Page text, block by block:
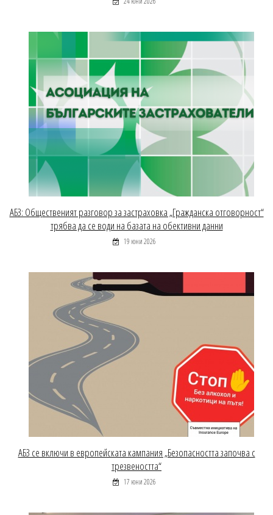
АБЗ: Общественият разговор за застраховка „Гражданска отговорност“
трябва да се води на базата на обективни данни
19 юни 2026
АБЗ се включи в европейската кампания „Безопасността започва с
трезвеността“
17 юни 2026